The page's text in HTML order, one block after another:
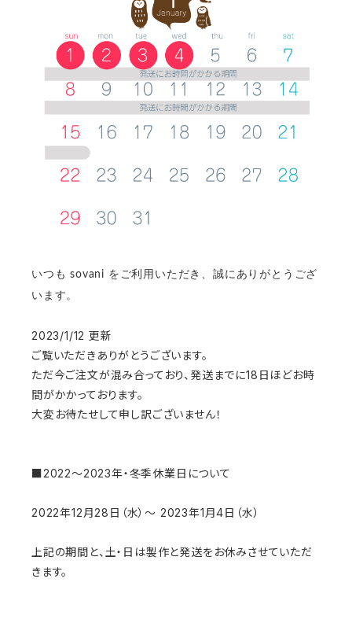
いつも sovani をご利用いただき、誠にありがとうござ
います。
2023/1/12 更新
ご覧いただきありがとうございます。
ただ今ご注文が混み合っており、発送までに18日ほどお時
間がかかっております。
大変お待たせして申し訳ございません！
■2022～2023年・冬季休業日について
2022年12月28日（水）～ 2023年1月4日（水）
上記の期間と、土・日は製作と発送をお休みさせていただ
きます。